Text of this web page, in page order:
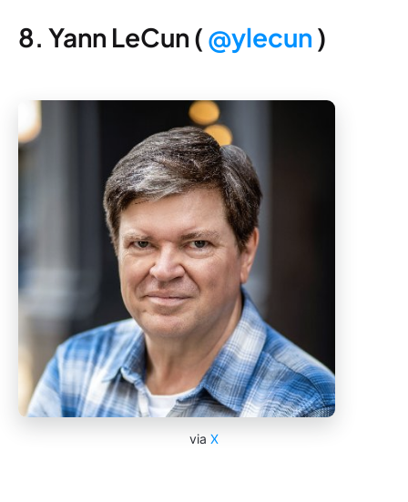
8. Yann LeCun ( @ylecun )
via X